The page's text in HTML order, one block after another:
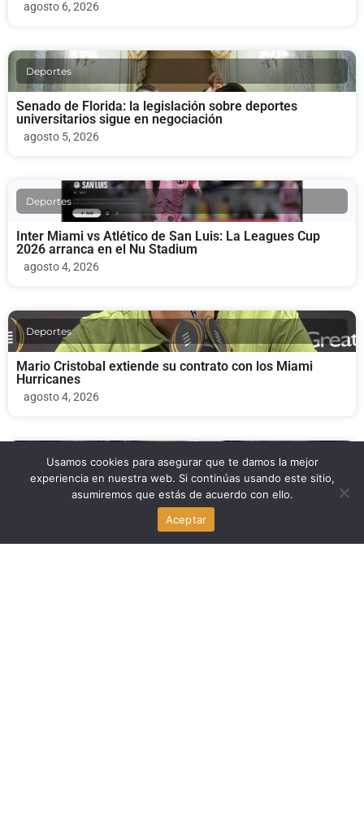
agosto 6, 2026
Deportes
Senado de Florida: la legislación sobre deportes
universitarios sigue en negociación
agosto 5, 2026
Deportes
Inter Miami vs Atlético de San Luis: La Leagues Cup
2026 arranca en el Nu Stadium
agosto 4, 2026
Deportes
Mario Cristobal extiende su contrato con los Miami
Hurricanes
agosto 4, 2026
Deportes
Alarma en Miami: la unidad de tight ends de los Dolphins
se queda sin efectivos por lesiones
Usamos cookies para asegurar que te damos la mejor
experiencia en nuestra web. Si continúas usando este sitio,
asumiremos que estás de acuerdo con ello.
Aceptar